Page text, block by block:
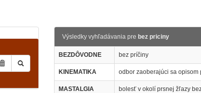
Výsledky vyhľadávania pre bez priciny
BEZDÔVODNE bez príčiny
KINEMATIKA odbor zaoberajúci sa
MASTALGIA bolesť v okolí prsnej žľazy